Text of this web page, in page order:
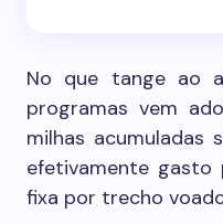
No que tange ao
programas vem
milhas acumuladas
efetivamente gasto
fixa por trecho